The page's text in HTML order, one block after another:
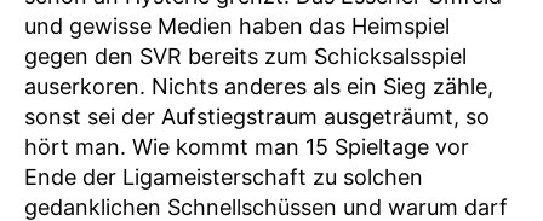
und gewisse Medien haben das Heimspiel
gegen den SVR bereits zum Schicksalsspiel
auserkoren. Nichts anderes als ein Sieg zähle,
sonst sei der Aufstiegstraum ausgeträumt, so
hört man. Wie kommt man 15 Spieltage vor
Ende der Ligameisterschaft zu solchen
gedanklichen Schnellschüssen und warum darf